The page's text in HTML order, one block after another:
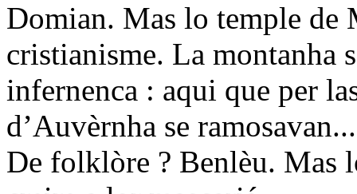
Domian. Mas lo temple de
cristianisme. La montanha
infernenca : aqui que per
d’Auvèrnha se ramosavan...
De folklòre ? Benlèu. Mas